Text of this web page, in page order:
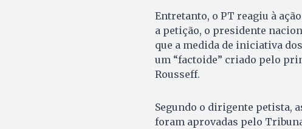
Entretanto, o PT reagiu à
a petição, o presidente
que a medida de iniciativa
um “factoide” criado pelo
Rousseff.
Segundo o dirigente petista,
foram aprovadas pelo